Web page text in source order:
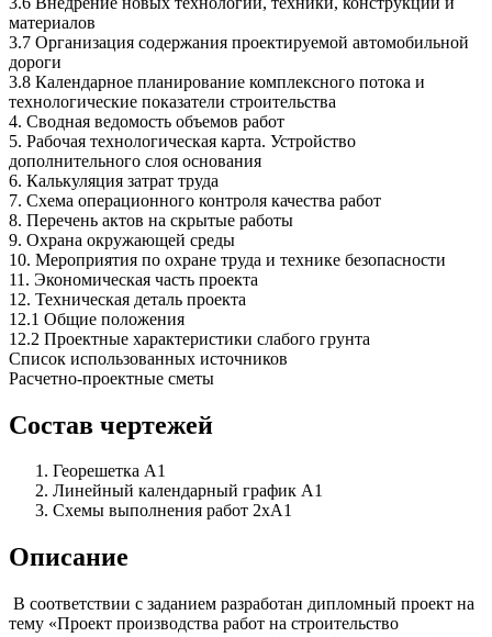
материалов
3.7 Организация содержания проектируемой автомобильной
дороги
3.8 Календарное планирование комплексного потока и
технологические показатели строительства
4. Сводная ведомость объемов работ
5. Рабочая технологическая карта. Устройство
дополнительного слоя основания
6. Калькуляция затрат труда
7. Схема операционного контроля качества работ
8. Перечень актов на скрытые работы
9. Охрана окружающей среды
10. Мероприятия по охране труда и технике безопасности
11. Экономическая часть проекта
12. Техническая деталь проекта
12.1 Общие положения
12.2 Проектные характеристики слабого грунта
Список использованных источников
Расчетно-проектные сметы
Состав чертежей
Георешетка А1
Линейный календарный график А1
Схемы выполнения работ 2хА1
Описание
В соответствии с заданием разработан дипломный проект на
тему «Проект производства работ на строительство